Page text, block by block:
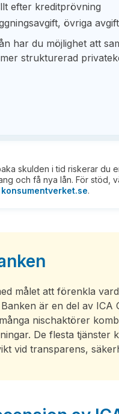
efter kreditprövning
övriga
har du möjlighet att
strukturerad
skulden i tid riskerar du
och få nya lån. För stöd,
konsumentverket.se.
målet att förenkla
är en del av
nischaktörer
De flesta
vid transparens,